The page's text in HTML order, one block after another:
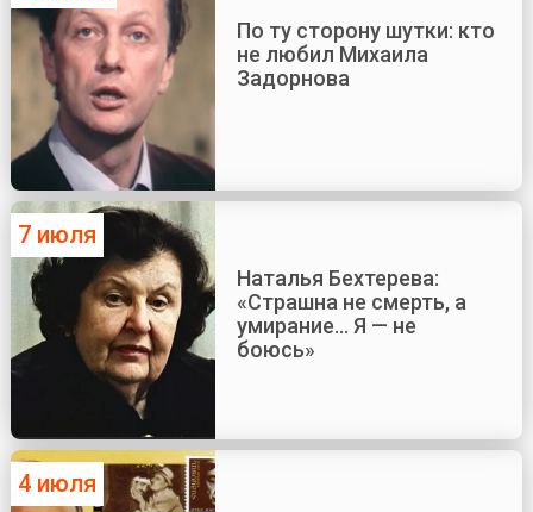
По ту сторону шутки: кто
не любил Михаила
Задорнова
7 июля
Наталья Бехтерева:
«Страшна не смерть, а
умирание... Я — не
боюсь»
4 июля